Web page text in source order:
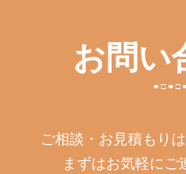
お問い
ご相談・お見積もり
まずはお気軽にご